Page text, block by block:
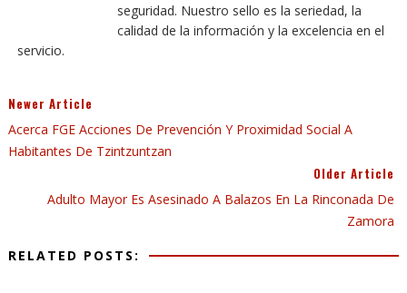
seguridad. Nuestro sello es la seriedad, la
calidad de la información y la excelencia en el
servicio.
Newer Article
Acerca FGE Acciones De Prevención Y Proximidad Social A
Habitantes De Tzintzuntzan
Older Article
Adulto Mayor Es Asesinado A Balazos En La Rinconada De
Zamora
RELATED POSTS: